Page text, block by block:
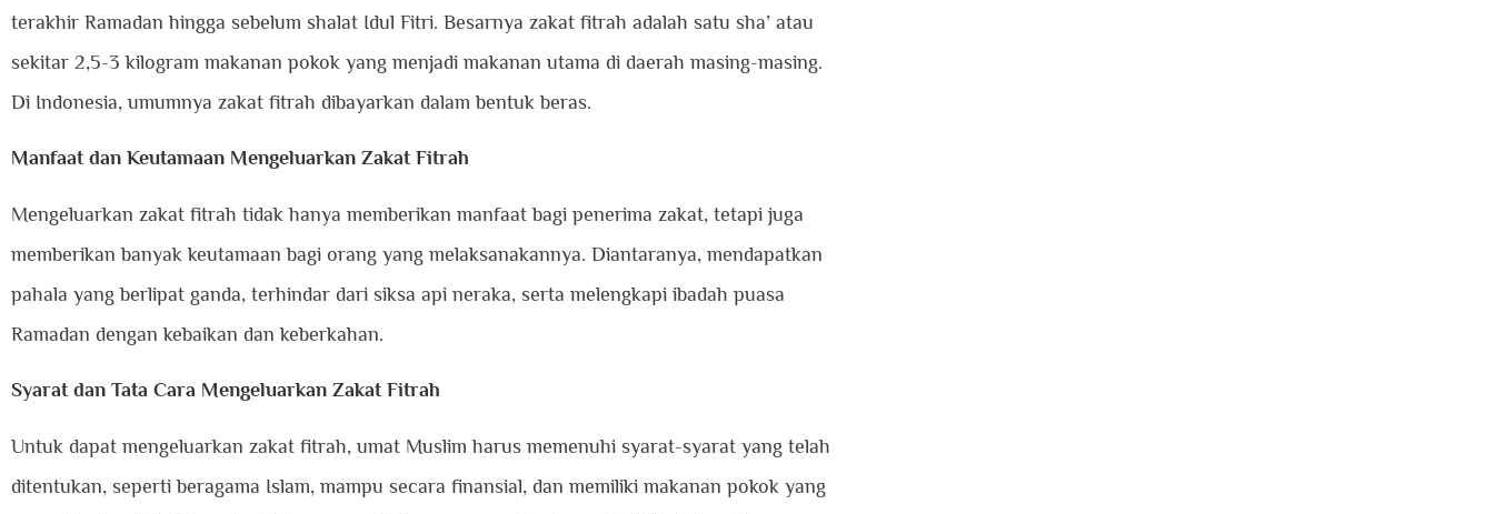
terakhir Ramadan hingga sebelum shalat Idul Fitri. Besarnya zakat fitrah adalah satu sha’ atau
sekitar 2,5-3 kilogram makanan pokok yang menjadi makanan utama di daerah masing-masing.
Di Indonesia, umumnya zakat fitrah dibayarkan dalam bentuk beras.
Manfaat dan Keutamaan Mengeluarkan Zakat Fitrah
Mengeluarkan zakat fitrah tidak hanya memberikan manfaat bagi penerima zakat, tetapi juga
memberikan banyak keutamaan bagi orang yang melaksanakannya. Diantaranya, mendapatkan
pahala yang berlipat ganda, terhindar dari siksa api neraka, serta melengkapi ibadah puasa
Ramadan dengan kebaikan dan keberkahan.
Syarat dan Tata Cara Mengeluarkan Zakat Fitrah
Untuk dapat mengeluarkan zakat fitrah, umat Muslim harus memenuhi syarat-syarat yang telah
ditentukan, seperti beragama Islam, mampu secara finansial, dan memiliki makanan pokok yang